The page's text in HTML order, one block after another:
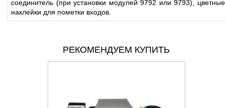
соединитель (при установки модулей 9792 или 9793), цветные
наклейки для пометки входов.
РЕКОМЕНДУЕМ КУПИТЬ